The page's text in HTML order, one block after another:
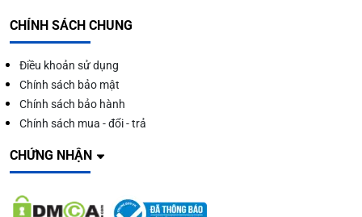
CHÍNH SÁCH CHUNG
Điều khoản sử dụng
Chính sách bảo mật
Chính sách bảo hành
Chính sách mua - đổi - trả
CHỨNG NHẬN